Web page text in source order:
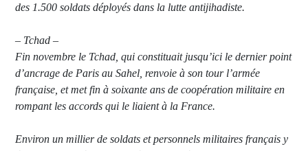
des 1.500 soldats déployés dans la lutte antijihadiste.
– Tchad –
Fin novembre le Tchad, qui constituait jusqu’ici le dernier point
d’ancrage de Paris au Sahel, renvoie à son tour l’armée
française, et met fin à soixante ans de coopération militaire en
rompant les accords qui le liaient à la France.
Environ un millier de soldats et personnels militaires français y